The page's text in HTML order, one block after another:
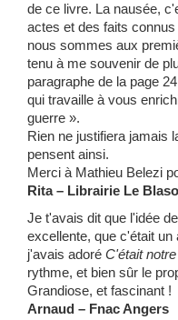
de ce livre. La nausée,
actes et des faits
nous sommes aux
tenu à me souvenir de
paragraphe de la page
qui travaille à vous
guerre ».
Rien ne justifiera jamais
pensent ainsi.
Merci à Mathieu Belezi
Rita – Librairie Le
Je t'avais dit que l'idée
excellente, que c'était
j'avais adoré C'était
rythme, et bien sûr le
Grandiose, et fascinant !
Arnaud – Fnac Angers